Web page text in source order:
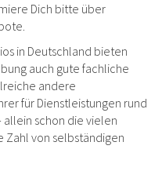
Dich bitte über
in Deutschland bieten
auch gute fachliche
andere
für Dienstleistungen rund
allein schon die vielen
von selbständigen